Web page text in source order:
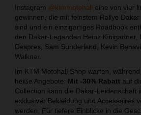
Instagram @ktmmotohall eine von vier
gewinnen, die mit feinstem Rallye
sind und ein einzigartiges Roadbook
den Dakar-Legenden Heinz Kinigadner,
Despres, Sam Sunderland, Kevin
Walkner.
Im KTM Motohall Shop warten,
heiße Angebote: Mit -30% Rabatt auf
Collection kann die Dakar-Leidenschaft
exklusiver Bekleidung und Accessoires
werden. Für tiefere Einblicke in die